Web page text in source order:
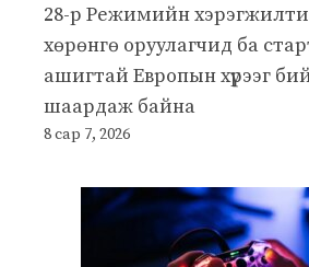
28-р Режимийн
хөрөнгө оруулагчид ба
ашигтай Европын хүрээг
шаардаж байна
8 сар 7, 2026